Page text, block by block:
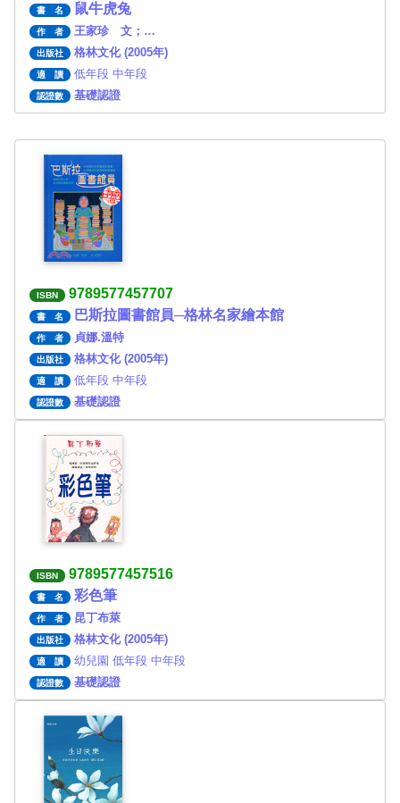
書 名 鼠牛虎兔
作 者 王家珍 文；…
出版社 格林文化 (2005年)
適 讀 低年段 中年段
認證數 基礎認證
ISBN 9789577457707
書 名 巴斯拉圖書館員─格林名家繪本館
作 者 貞娜.溫特
出版社 格林文化 (2005年)
適 讀 低年段 中年段
認證數 基礎認證
ISBN 9789577457516
書 名 彩色筆
作 者 昆丁布萊
出版社 格林文化 (2005年)
適 讀 幼兒園 低年段 中年段
認證數 基礎認證